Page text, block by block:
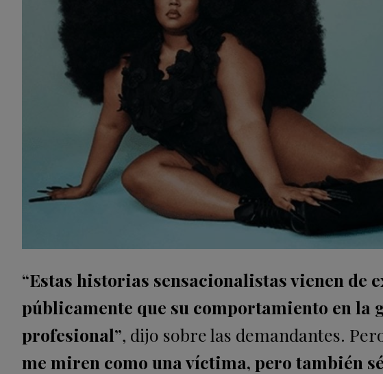
“Estas historias sensacionalistas vienen de
públicamente que su comportamiento en la
profesional”, dijo sobre las demandantes.
me miren como una víctima, pero también